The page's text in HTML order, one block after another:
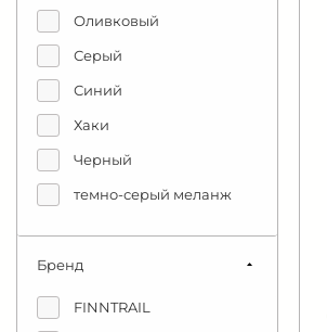
Оливковый
Серый
Синий
Хаки
Черный
темно-серый меланж
Бренд
FINNTRAIL